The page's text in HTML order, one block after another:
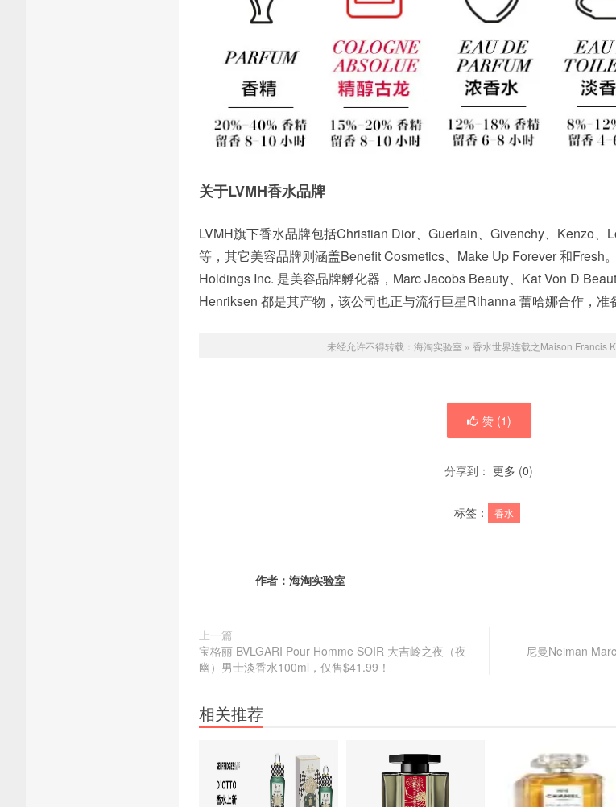
关于LVMH香水品牌
LVMH旗下香水品牌包括Christian Dior、Guerlain、Givenchy、Kenzo、
等，其它美容品牌则涵盖Benefit Cosmetics、Make Up Forever 和Fresh
Holdings Inc. 是美容品牌孵化器，Marc Jacobs Beauty、Kat Von D
Henriksen 都是其产物，该公司也正与流行巨星Rihanna 蕾哈娜合作，准
未经允许不得转载： 海淘实验室 » 香水世界连载之Maison Francis
赞 (1)
分享到： 更多 (0)
标签： 香水
作者： 海淘实验室
上一篇
宝格丽 BVLGARI Pour Homme SOIR 大吉岭之夜（夜
幽）男士淡香水100ml，仅售$41.99！
尼曼Neiman
相关推荐